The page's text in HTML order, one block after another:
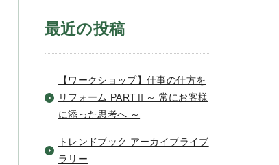
最近の投稿
【ワークショップ】仕事の仕方を
リフォーム PARTⅡ～ 常にお客様
に添った思考へ ～
トレンドブック アーカイブライブ
ラリー